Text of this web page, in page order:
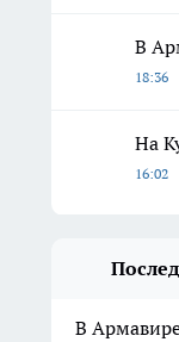
В
18:36
На
16:02
В